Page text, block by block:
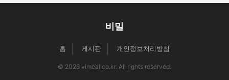
비밀
홈 게시판 개인정보처리방침
© 2026 vimeal.co.kr. All rights reserved.